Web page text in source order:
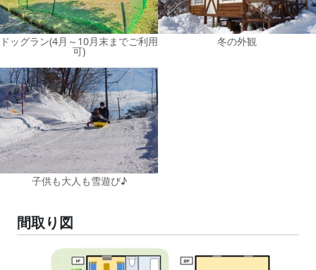
ドッグラン(4月～10月末までご利用
可)
冬の外観
子供も大人も雪遊び♪
間取り図